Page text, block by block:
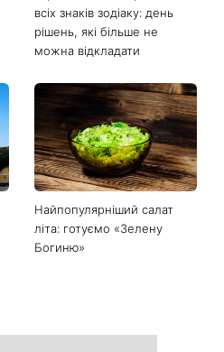
всіх знаків зодіаку: день
рішень, які більше не
можна відкладати
Найпопулярніший салат
літа: готуємо «Зелену
Богиню»